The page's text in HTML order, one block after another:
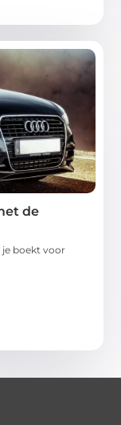
de
je boekt voor